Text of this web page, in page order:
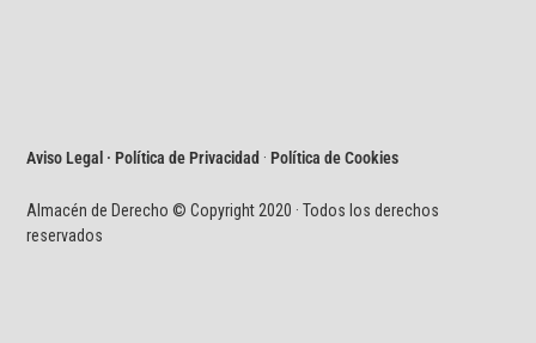
Aviso Legal · Política de Privacidad ·Política de Cookies
Almacén de Derecho © Copyright 2020 · Todos los derechos
reservados